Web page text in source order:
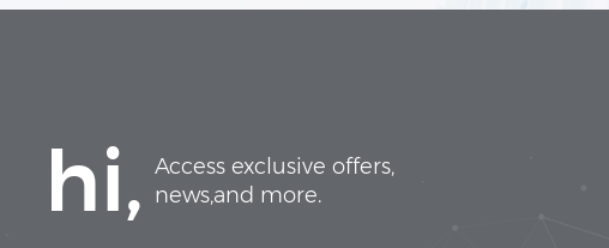
hi, Access exclusive offers,
news,and more.